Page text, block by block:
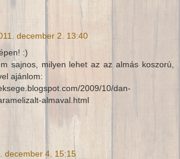
december 2. 13:40
:)
sajnos, milyen lehet az az almás koszorú,
ajánlom:
2009/10/dan-
almaval.html
december 4. 15:15